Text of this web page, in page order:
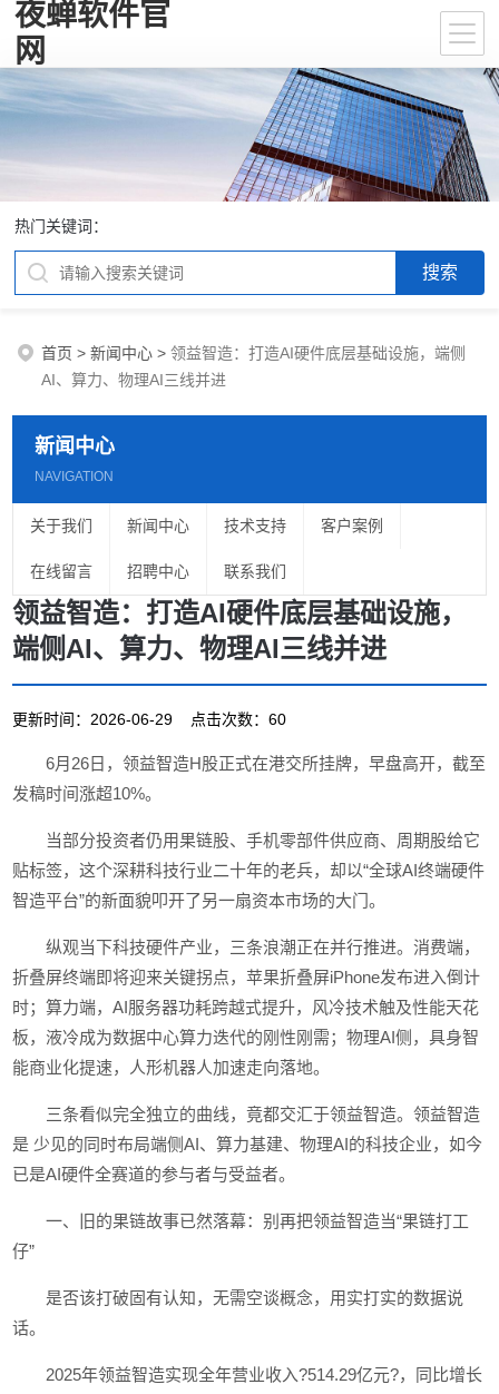
夜蝉软件官
网
热门关键词：
首页 >新闻中心 >领益智造：打造AI硬件底层基础设施，端侧
AI、算力、物理AI三线并进
新闻中心
NAVIGATION
关于我们 新闻中心 技术支持 客户案例
在线留言 招聘中心 联系我们
领益智造：打造AI硬件底层基础设施，
端侧AI、算力、物理AI三线并进
更新时间：2026-06-29 点击次数：60
6月26日，领益智造H股正式在港交所挂牌，早盘高开，截至
发稿时间涨超10%。
当部分投资者仍用果链股、手机零部件供应商、周期股给它
贴标签，这个深耕科技行业二十年的老兵，却以“全球AI终端硬件
智造平台”的新面貌叩开了另一扇资本市场的大门。
纵观当下科技硬件产业，三条浪潮正在并行推进。消费端，
折叠屏终端即将迎来关键拐点，苹果折叠屏iPhone发布进入倒计
时；算力端，AI服务器功耗跨越式提升，风冷技术触及性能天花
板，液冷成为数据中心算力迭代的刚性刚需；物理AI侧，具身智
能商业化提速，人形机器人加速走向落地。
三条看似完全独立的曲线，竟都交汇于领益智造。领益智造
是 少见的同时布局端侧AI、算力基建、物理AI的科技企业，如今
已是AI硬件全赛道的参与者与受益者。
一、旧的果链故事已然落幕：别再把领益智造当“果链打工
仔”
是否该打破固有认知，无需空谈概念，用实打实的数据说
话。
2025年领益智造实现全年营业收入?514.29亿元?，同比增长